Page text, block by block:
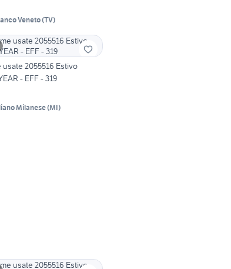
Veneto(TV)
usate 2055516 Estivo
- EFF - 319
Milanese(MI)